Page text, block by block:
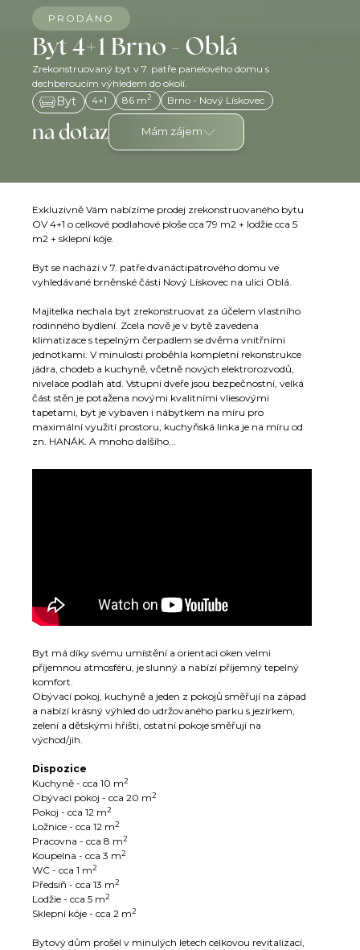
PRODÁNO
Byt 4+1 Brno - Oblá
Zrekonstruovaný byt v 7. patře panelového domu s
dechberoucím výhledem do okolí.
Byt 4+1 86 m2 Brno - Nový Lískovec
na dotaz Mám zájem
Exkluzivně Vám nabízíme prodej zrekonstruovaného bytu
OV 4+1 o celkové podlahové ploše cca 79 m2 + lodžie cca 5
m2 + sklepní kóje.
Byt se nachází v 7. patře dvanáctipatrového domu ve
vyhledávané brněnské části Nový Lískovec na ulici Oblá.
Majitelka nechala byt zrekonstruovat za účelem vlastního
rodinného bydlení. Zcela nově je v bytě zavedena
klimatizace s tepelným čerpadlem se dvěma vnitřními
jednotkami. V minulosti proběhla kompletní rekonstrukce
jádra, chodeb a kuchyně, včetně nových elektrorozvodů,
nivelace podlah atd. Vstupní dveře jsou bezpečnostní, velká
část stěn je potažena novými kvalitními vliesovými
tapetami, byt je vybaven i nábytkem na míru pro
maximální využití prostoru, kuchyňská linka je na míru od
zn. HANÁK. A mnoho dalšího...
Byt má díky svému umístění a orientaci oken velmi
příjemnou atmosféru, je slunný a nabízí příjemný tepelný
komfort.
Obývací pokoj, kuchyně a jeden z pokojů směřují na západ
a nabízí krásný výhled do udržovaného parku s jezírkem,
zelení a dětskými hřišti, ostatní pokoje směřují na
východ/jih.
Dispozice
Kuchyně - cca 10 m2
Obývací pokoj - cca 20 m2
Pokoj - cca 12 m2
Ložnice - cca 12 m2
Pracovna - cca 8 m2
Koupelna - cca 3 m2
WC - cca 1 m2
Předsíň - cca 13 m2
Lodžie - cca 5 m2
Sklepní kóje - cca 2 m2
Bytový dům prošel v minulých letech celkovou revitalizací,